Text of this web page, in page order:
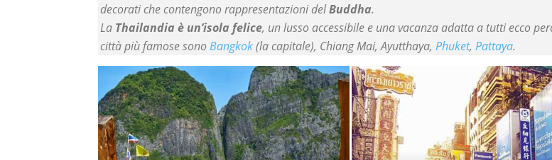
decorati che contengono rappresentazioni delBuddha.
La Thailandia è un’isola felice, un lusso accessibile e una vacanza adatta a tutti ecco
città più famose sonoBangkok(la capitale), Chiang Mai, Ayutthaya, Phuket, Pattaya.